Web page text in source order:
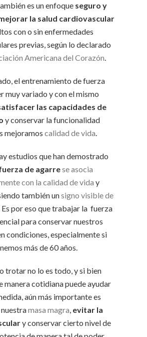
es un enfoque seguro y
la salud cardiovascular
con o sin enfermedades
previas, según lo declarado
Americana del Corazón.
el entrenamiento de fuerza
muy variado y con el mismo
las capacidades de
y conservar la funcionalidad
mejoramos calidad de vida.
estudios que han demostrado
de agarrese asocia
con la calidad de vida y
también unsigno visible de
Es por eso que trabajar la fuerza
para conservar nuestros
condiciones, especialmente si
más de 60 años.
trotar no lo es todo, y si bien
manera cotidiana puede ayudar
aún más importante es
masa magra, evitar la
y conservar cierto nivel de